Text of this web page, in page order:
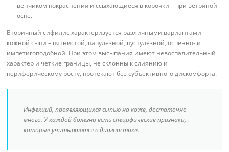
венчиком покраснения и ссыхающиеся в корочки – при ветряной
оспе.
Вторичный сифилис характеризуется различными вариантами
кожной сыпи – пятнистой, папулезной, пустулезной, оспенно- и
импетигоподобной. При этом высыпания имеют невоспалительный
характер и четкие границы, не склонны к слиянию и
периферическому росту, протекают без субъективного дискомфорта.
Инфекций, проявляющихся сыпью на коже, достаточно
много. У каждой болезни есть специфические признаки,
которые учитываются в диагностике.